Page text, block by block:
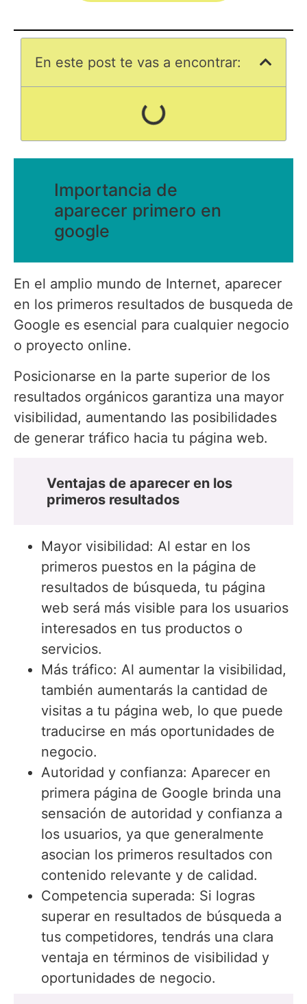
En este post te vas a encontrar:
Importancia de
aparecer primero en
google
En el amplio mundo de Internet, aparecer
en los primeros resultados de busqueda de
Google es esencial para cualquier negocio
o proyecto online.
Posicionarse en la parte superior de los
resultados orgánicos garantiza una mayor
visibilidad, aumentando las posibilidades
de generar tráfico hacia tu página web.
Ventajas de aparecer en los
primeros resultados
Mayor visibilidad: Al estar en los
primeros puestos en la página de
resultados de búsqueda, tu página
web será más visible para los usuarios
interesados en tus productos o
servicios.
Más tráfico: Al aumentar la visibilidad,
también aumentarás la cantidad de
visitas a tu página web, lo que puede
traducirse en más oportunidades de
negocio.
Autoridad y confianza: Aparecer en
primera página de Google brinda una
sensación de autoridad y confianza a
los usuarios, ya que generalmente
asocian los primeros resultados con
contenido relevante y de calidad.
Competencia superada: Si logras
superar en resultados de búsqueda a
tus competidores, tendrás una clara
ventaja en términos de visibilidad y
oportunidades de negocio.